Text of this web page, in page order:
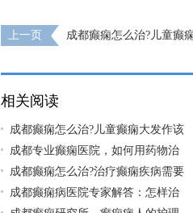
上一页
成都癫痫怎么治?儿童癫
相关阅读
成都癫痫怎么治?儿童癫痫大发作该
成都专业癫痫医院，如何用药物治
成都癫痫怎么治?治疗癫痫疾病需要
成都癫痫病医院专家解答：怎样治